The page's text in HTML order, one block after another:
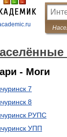
- Моги
7
8
РУПС
УПП